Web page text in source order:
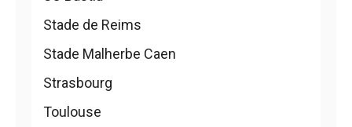
Stade de Reims
Stade Malherbe Caen
Strasbourg
Toulouse